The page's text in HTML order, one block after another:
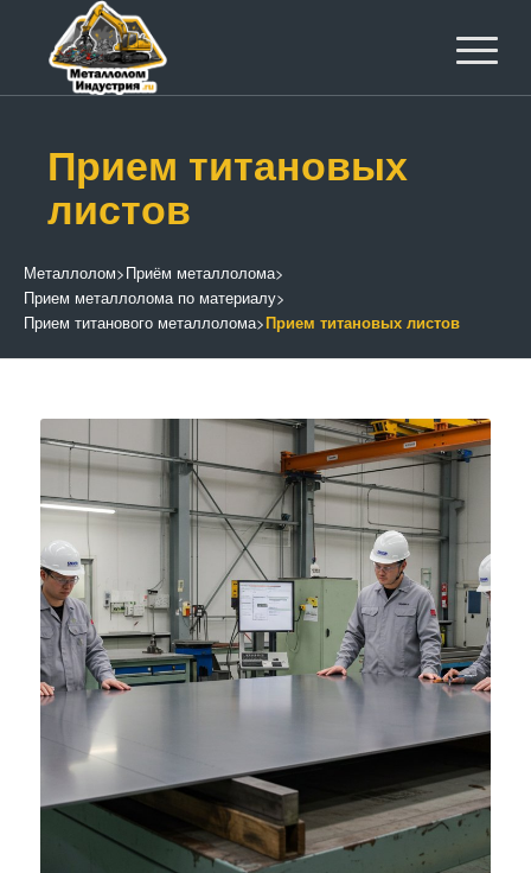
Прием титановых
листов
Металлолом>Приём металлолома>
Прием металлолома по материалу>
Прием титанового металлолома>Прием титановых листов